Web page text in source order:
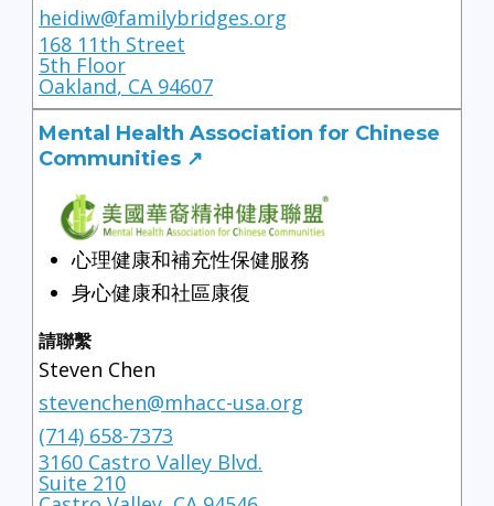
heidiw@familybridges.org
168 11th Street
5th Floor
Oakland, CA 94607
Mental Health Association for Chinese
Communities ↗
心理健康和補充性保健服務
身心健康和社區康復
請聯繫
Steven Chen
stevenchen@mhacc-usa.org
(714) 658-7373
3160 Castro Valley Blvd.
Suite 210